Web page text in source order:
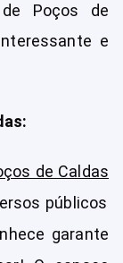
Poços de
e
de Caldas
públicos
garante